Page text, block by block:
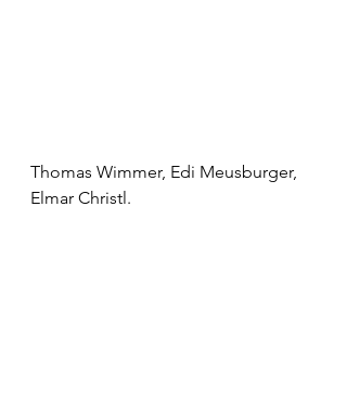
Thomas Wimmer, Edi Meusburger,
Elmar Christl.